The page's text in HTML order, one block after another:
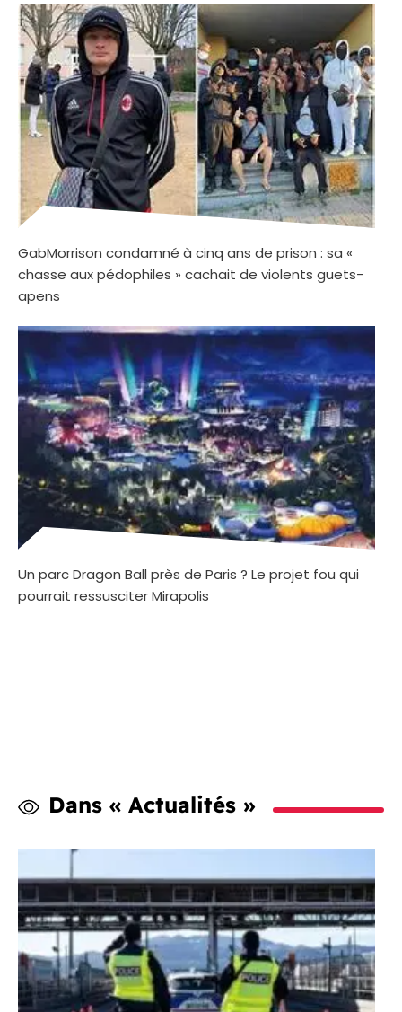
GabMorrison condamné à cinq ans de prison : sa «
chasse aux pédophiles » cachait de violents guets-
apens
Un parc Dragon Ball près de Paris ? Le projet fou qui
pourrait ressusciter Mirapolis
Dans « Actualités »